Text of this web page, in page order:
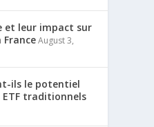
et leur impact sur
August 3,
ils le potentiel
ETF traditionnels